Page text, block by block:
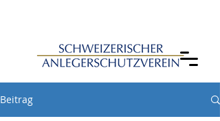
Beitrag